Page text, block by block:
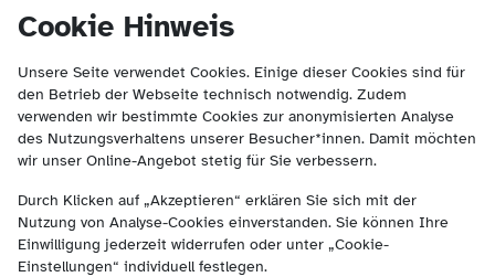
Cookie Hinweis
Unsere Seite verwendet Cookies. Einige dieser Cookies sind für
den Betrieb der Webseite technisch notwendig. Zudem
verwenden wir bestimmte Cookies zur anonymisierten Analyse
des Nutzungsverhaltens unserer Besucher*innen. Damit möchten
wir unser Online-Angebot stetig für Sie verbessern.
Durch Klicken auf „Akzeptieren“ erklären Sie sich mit der
Nutzung von Analyse-Cookies einverstanden. Sie können Ihre
Einwilligung jederzeit widerrufen oder unter „Cookie-
Einstellungen“ individuell festlegen.
springen
(Kontakt und Suche) springen.